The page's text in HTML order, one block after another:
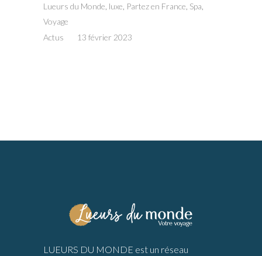
Lueurs du Monde luxe Partez en France Spa
Voyage
Actus
13 février 2023
LUEURS DU MONDE est un réseau